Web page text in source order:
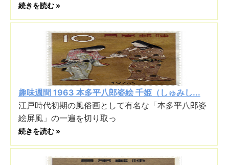
続きを読む »
趣味週間 1963 本多平八郎姿絵 千姫（しゅみし...
江戸時代初期の風俗画として有名な「本多平八郎姿
絵屏風」の一遍を切り取っ
続きを読む »